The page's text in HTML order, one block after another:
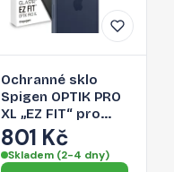
Ochranné sklo
Spigen OPTIK PRO
XL „EZ FIT“ pro
iPhone 17 Pro Max -
navy blue
801 Kč
Skladem (2-4 dny)